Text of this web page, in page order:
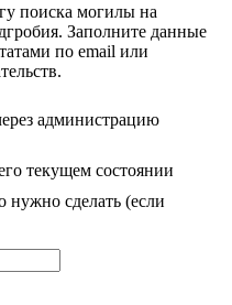
поиска могилы на
Заполните данные
по email или
администрацию
текущем состоянии
нужно сделать (если